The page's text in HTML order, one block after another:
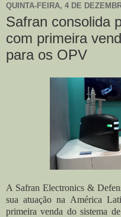
QUINTA-FEIRA, 4 DE
Safran consolida
com primeira
para os OPV
A Safran Electronics &
sua atuação na América
primeira venda do sistema